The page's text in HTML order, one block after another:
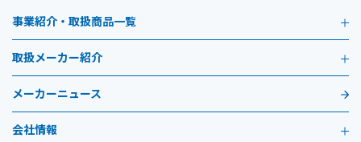
事業紹介・取扱商品一覧
取扱メーカー紹介
メーカーニュース
会社情報